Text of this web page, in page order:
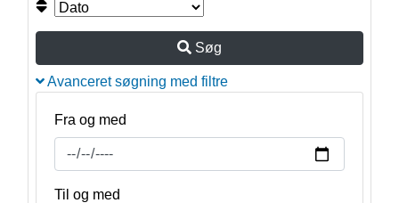
Søg
Avanceret søgning med filtre
Fra og med
Til og med